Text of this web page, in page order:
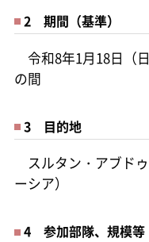
2 期間（基準）
令和8年1月18日（
の間
3 目的地
スルタン・アブド
ーシア）
4 参加部隊、規模等